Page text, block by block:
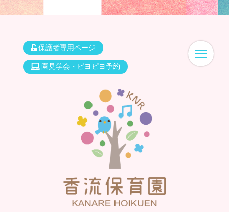
保護者専用ページ
園見学会・ピヨピヨ予約